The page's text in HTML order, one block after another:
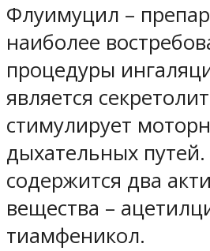
Флуимуцил –
наиболее
процедуры
является
стимулирует
дыхательных
содержится два
вещества –
тиамфеникол.